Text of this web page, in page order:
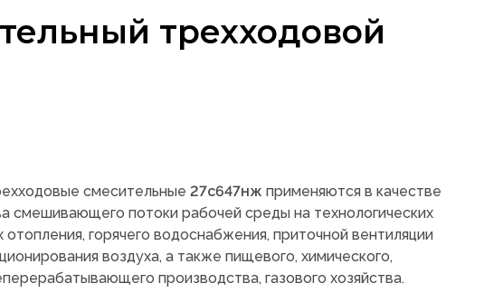
трехходовой
смесительные 27с647нж применяются в качестве
смешивающего потоки рабочей среды на технологических
горячего водоснабжения, приточной вентиляции
воздуха, а также пищевого, химического,
производства, газового хозяйства.